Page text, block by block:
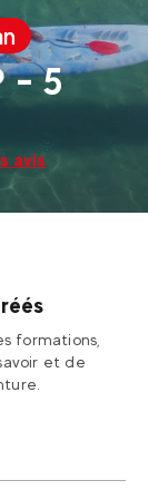
- 5
avis
formations,
et de